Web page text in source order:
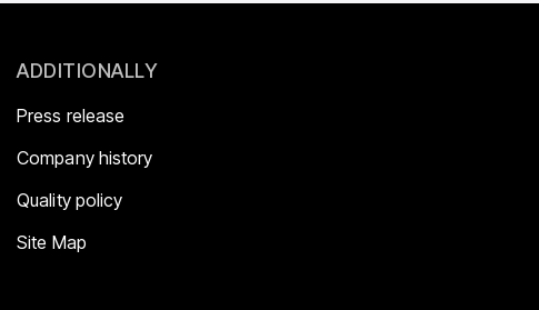
ADDITIONALLY
Press release
Company history
Quality policy
Site Map